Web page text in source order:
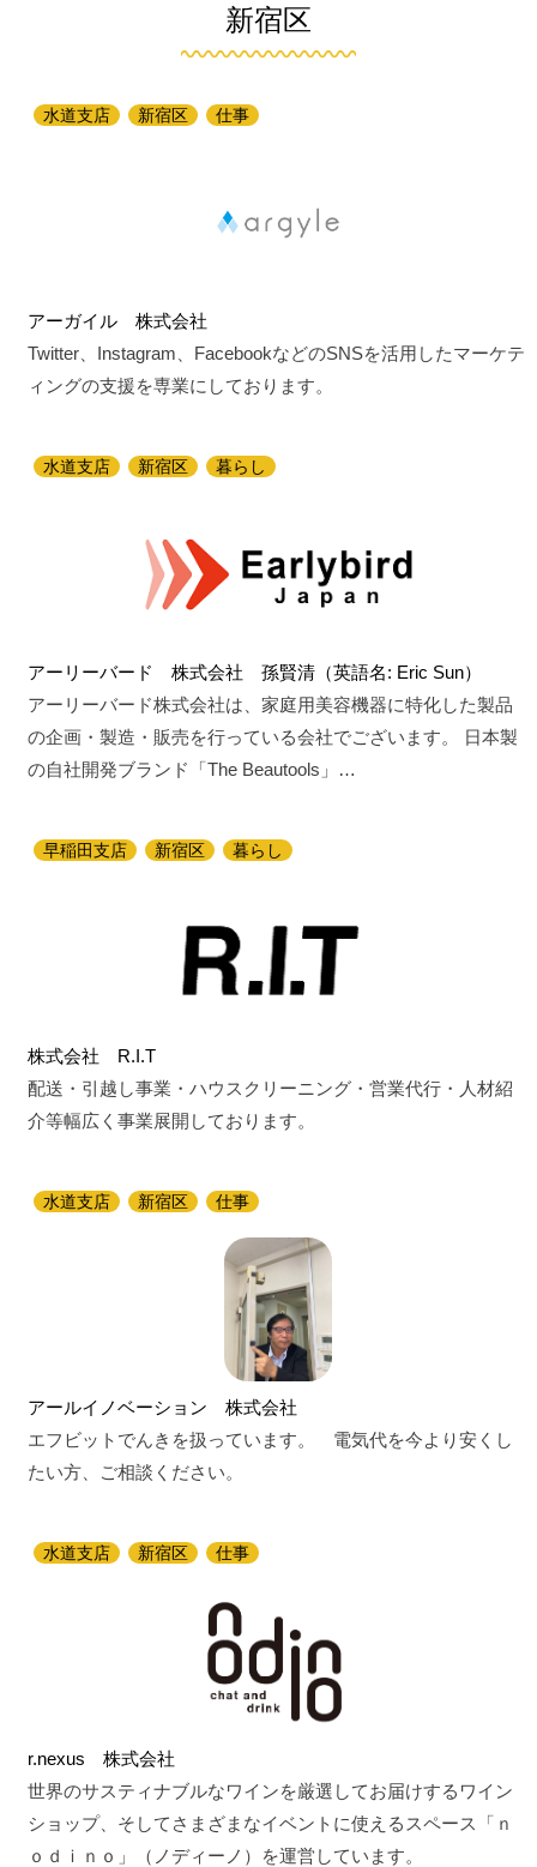
新宿区
水道支店 新宿区 仕事
アーガイル 株式会社
Twitter、Instagram、FacebookなどのSNSを活用したマーケテ
ィングの支援を専業にしております。
水道支店 新宿区 暮らし
アーリーバード 株式会社 孫賢清（英語名: Eric Sun）
アーリーバード株式会社は、家庭用美容機器に特化した製品
の企画・製造・販売を行っている会社でございます。 日本製
の自社開発ブランド「The Beautools」…
早稲田支店 新宿区 暮らし
株式会社 R.I.T
配送・引越し事業・ハウスクリーニング・営業代行・人材紹
介等幅広く事業展開しております。
水道支店 新宿区 仕事
アールイノベーション 株式会社
エフビットでんきを扱っています。 電気代を今より安くし
たい方、ご相談ください。
水道支店 新宿区 仕事
r.nexus 株式会社
世界のサスティナブルなワインを厳選してお届けするワイン
ショップ、そしてさまざまなイベントに使えるスペース「ｎ
ｏｄｉｎｏ」（ノディーノ）を運営しています。